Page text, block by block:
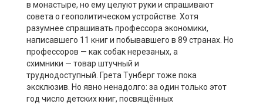
в монастыре, но ему целуют руки и спрашивают
совета о геополитическом устройстве. Хотя
разумнее спрашивать профессора экономики,
написавшего 11 книг и побывавшего в 89 странах. Но
профессоров — как собак нерезаных, а
схимники — товар штучный и
труднодоступный. Грета Тунбергтоже пока
эксклюзив. Но явно ненадолго: за один только этот
год число детских книг, посвящённых